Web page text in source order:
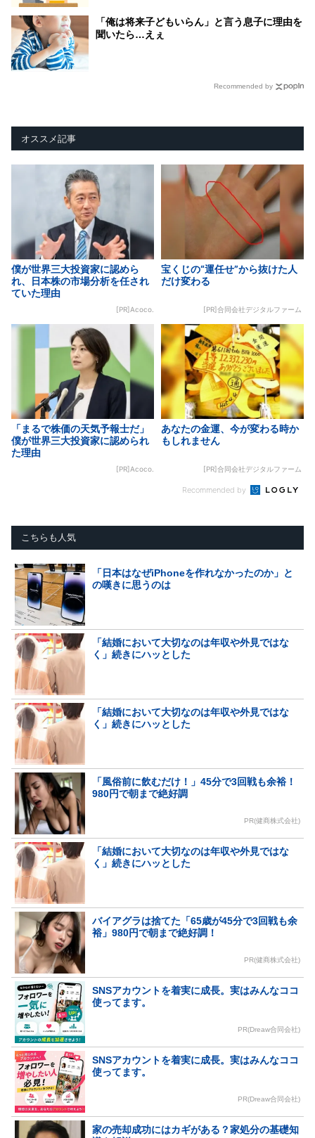
「俺は将来子どもいらん」と言う息子に理由を
聞いたら…えぇ
Recommended by
オススメ記事
僕が世界三大投資家に認めら
れ、日本株の市場分析を任され
ていた理由
[PR]Acoco.
宝くじの“運任せ”から抜けた人
だけ変わる
[PR]合同会社デジタルファーム
「まるで株価の天気予報士だ」
僕が世界三大投資家に認められ
た理由
[PR]Acoco.
あなたの金運、今が変わる時か
もしれません
[PR]合同会社デジタルファーム
Recommended by
こちらも人気
「日本はなぜiPhoneを作れなかったのか」と
の嘆きに思うのは
「結婚において大切なのは年収や外見ではな
く」続きにハッとした
「結婚において大切なのは年収や外見ではな
く」続きにハッとした
「風俗前に飲むだけ！」45分で3回戦も余裕！
980円で朝まで絶好調
PR(健商株式会社)
「結婚において大切なのは年収や外見ではな
く」続きにハッとした
バイアグラは捨てた「65歳が45分で3回戦も余
裕」980円で朝まで絶好調！
PR(健商株式会社)
SNSアカウントを着実に成長。実はみんなココ
使ってます。
PR(Dreaw合同会社)
SNSアカウントを着実に成長。実はみんなココ
使ってます。
PR(Dreaw合同会社)
家の売却成功にはカギがある？家処分の基礎知